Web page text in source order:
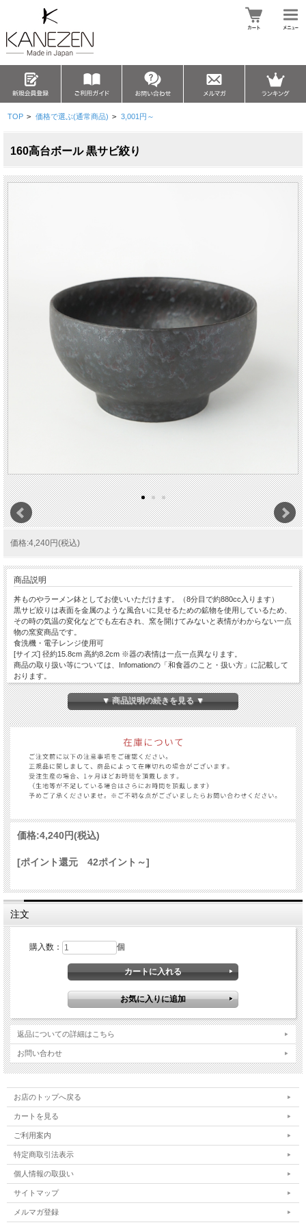
TOP > 価格で選ぶ(通常商品) > 3,001円～
160高台ボール 黒サビ絞り
価格:4,240円(税込)
商品説明
丼ものやラーメン鉢としてお使いいただけます。（8分目で約880cc入ります）
黒サビ絞りは表面を金属のような風合いに見せるための鉱物を使用しているため、
その時の気温の変化などでも左右され、窯を開けてみないと表情がわからない一点
物の窯変商品です。
食洗機・電子レンジ使用可
[サイズ] 径約15.8cm 高約8.2cm ※器の表情は一点一点異なります。
商品の取り扱い等については、Infomationの「和食器のこと・扱い方」に記載して
おります。
スマートフォンの方は、項目「サイトマップ」の下部にinfomationがございます。
▼ 商品説明の続きを見る ▼
価格:4,240円(税込)
[ポイント還元 42ポイント～]
注文
購入数： 個
返品についての詳細はこちら
お問い合わせ
お店のトップへ戻る
カートを見る
ご利用案内
特定商取引法表示
個人情報の取扱い
サイトマップ
メルマガ登録